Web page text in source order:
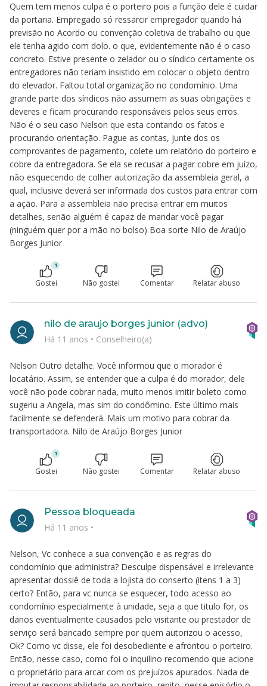
Quem tem menos culpa é o porteiro pois a função dele é cuidar
da portaria. Empregado só ressarcir empregador quando há
previsão no Acordo ou convenção coletiva de trabalho ou que
ele tenha agido com dolo. o que, evidentemente não é o caso
concreto. Estive presente o zelador ou o síndico certamente os
entregadores não teriam insistido em colocar o objeto dentro
do elevador. Faltou total organização no condomínio. Uma
grande parte dos síndicos não assumem as suas obrigações e
deveres e ficam procurando responsáveis pelos seus erros.
Não é o seu caso Nelson que esta contando os fatos e
procurando orientação. Pague as contas, junte dos os
comprovantes de pagamento, colete um relatório do porteiro e
cobre da entregadora. Se ela se recusar a pagar cobre em juízo,
não esquecendo de colher autorização da assembleia geral, a
qual, inclusive deverá ser informada dos custos para entrar com
a ação. Para a assembleia não precisa entrar em muitos
detalhes, senão alguém é capaz de mandar você pagar
(ninguém quer por a mão no bolso) Boa sorte Nilo de Araújo
Borges Junior
1
Gostei Não gostei Comentar Relatar abuso
Nelson Outro detalhe. Você informou que o morador é
locatário. Assim, se entender que a culpa é do morador, dele
você não pode cobrar nada, muito menos imitir boleto como
sugeriu a Angela, mas sim do condômino. Este último mais
facilmente se defenderá. Mais um motivo para cobrar da
transportadora. Nilo de Araújo Borges Junior
nilo de araujo borges junior (advo)
Há 11 anos • Conselheiro(a)
1
Gostei Não gostei Comentar Relatar abuso
Nelson, Vc conhece a sua convenção e as regras do
condomínio que administra? Desculpe dispensável e irrelevante
apresentar dossiê de toda a lojista do conserto (itens 1 a 3)
certo? Então, para vc nunca se esquecer, todo acesso ao
condomínio especialmente à unidade, seja a que titulo for, os
danos eventualmente causados pelo visitante ou prestador de
serviço será bancado sempre por quem autorizou o acesso,
Ok? Como vc disse, ele foi desobediente e afrontou o porteiro.
Então, nesse caso, como foi o inquilino recomendo que acione
o proprietário para arcar com os prejuízos apurados. Nada de
Pessoa bloqueada
Há 11 anos •